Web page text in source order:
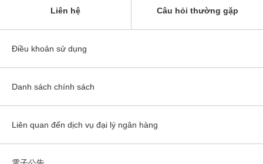
Liên hệ Câu hỏi thường gặp
Điều khoản sử dụng
Danh sách chính sách
Liên quan đến dịch vụ đại lý ngân hàng